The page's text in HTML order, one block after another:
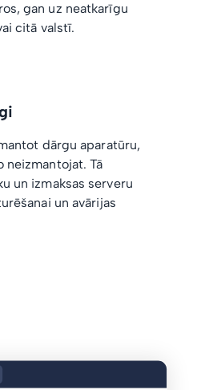
gan uz neatkarīgu
citā valstī.
dārgu aparatūru,
neizmantojat. Tā
un izmaksas serveru
un avārijas